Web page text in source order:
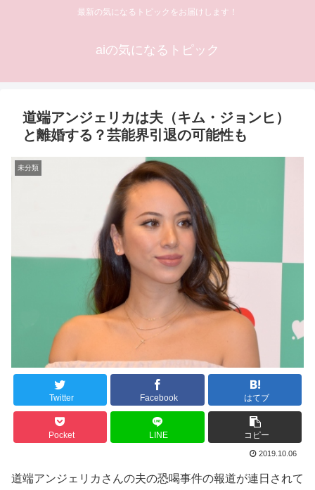
最新の気になるトピックをお届けします！
aiの気になるトピック
道端アンジェリカは夫（キム・ジョンヒ）
と離婚する？芸能界引退の可能性も
未分類
Twitter Facebook はてブ
Pocket LINE コピー
2019.10.06
道端アンジェリカさんの夫の恐喝事件の報道が連日されて